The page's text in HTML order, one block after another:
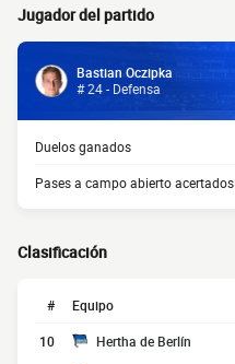
Jugador del partido
Bastian Oczipka
# 24 - Defensa
Duelos ganados
Pases a campo abierto acertados
Clasificación
# Equipo
10 Hertha de Berlín